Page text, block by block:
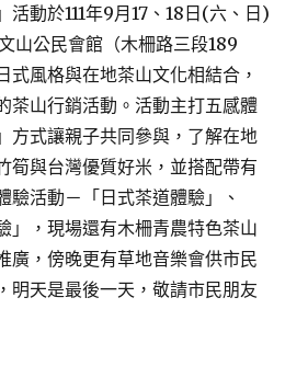
動於111年9月17、18日(六、日)
山公民會館（木柵路三段189
式風格與在地茶山文化相結合，
茶山行銷活動。活動主打五感體
方式讓親子共同參與，了解在地
筍與台灣優質好米，並搭配帶有
驗活動－「日式茶道體驗」、
」，現場還有木柵青農特色茶山
廣，傍晚更有草地音樂會供市民
明天是最後一天，敬請市民朋友